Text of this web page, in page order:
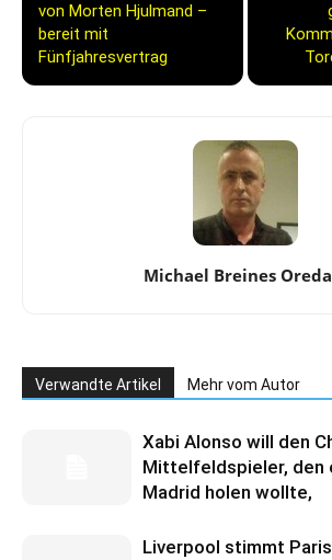
von Morten Hjulmand –
bereit mit
Fünfjahresvertrag
Michael Breines
Verwandte Artikel Mehr vom Autor
Xabi Alonso will den
Mittelfeldspieler, den
Madrid holen wollte,
Liverpool stimmt